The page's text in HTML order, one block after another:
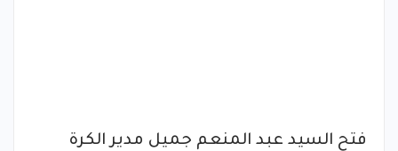
فتح السيد عبد المنعم جميل مدير الكرة